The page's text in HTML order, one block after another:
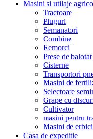
Masini si utilaje
Tractoare
Pluguri
Semanatori
Combine
Remorci
Prese de balotat
Cisterne
Transportori
Masini de
Selectoare
Grape cu discuri
Cultivator
masini pentru
Masini de
Casa de expeditie